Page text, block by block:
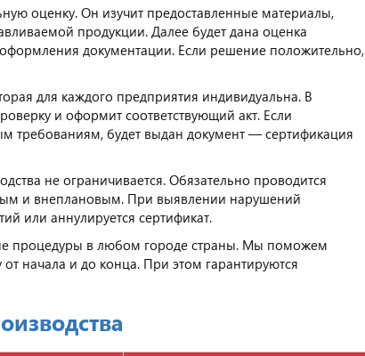
оценку. Он изучит предоставленные материалы,
продукции. Далее будет дана оценка
документации. Если решение положительно,
для каждого предприятия индивидуальна. В
и оформит соответствующий акт. Если
требованиям, будет выдан документ — сертификация
не ограничивается. Обязательно проводится
и внеплановым. При выявлении нарушений
или аннулируется сертификат.
процедуры в любом городе страны. Мы поможем
начала и до конца. При этом гарантируются